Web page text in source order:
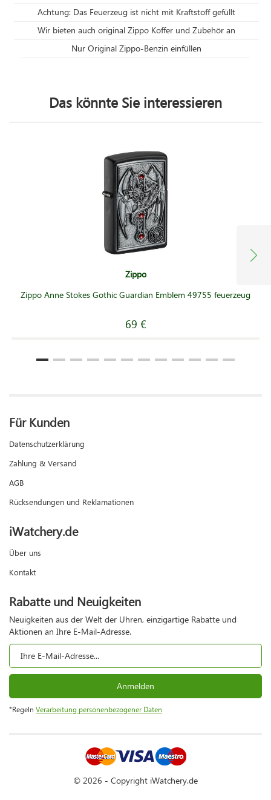
Achtung: Das Feuerzeug ist nicht mit Kraftstoff gefüllt
Wir bieten auch original Zippo Koffer und Zubehör an
Nur Original Zippo-Benzin einfüllen
Das könnte Sie interessieren
Zippo
Zippo Anne Stokes Gothic Guardian Emblem 49755 feuerzeug
69 €
Für Kunden
Datenschutzerklärung
Zahlung & Versand
AGB
Rücksendungen und Reklamationen
iWatchery.de
Über uns
Kontakt
Rabatte und Neuigkeiten
Neuigkeiten aus der Welt der Uhren, einzigartige Rabatte und
Aktionen an Ihre E-Mail-Adresse.
Anmelden
*Regeln Verarbeitung personenbezogener Daten
© 2026 - Copyright iWatchery.de